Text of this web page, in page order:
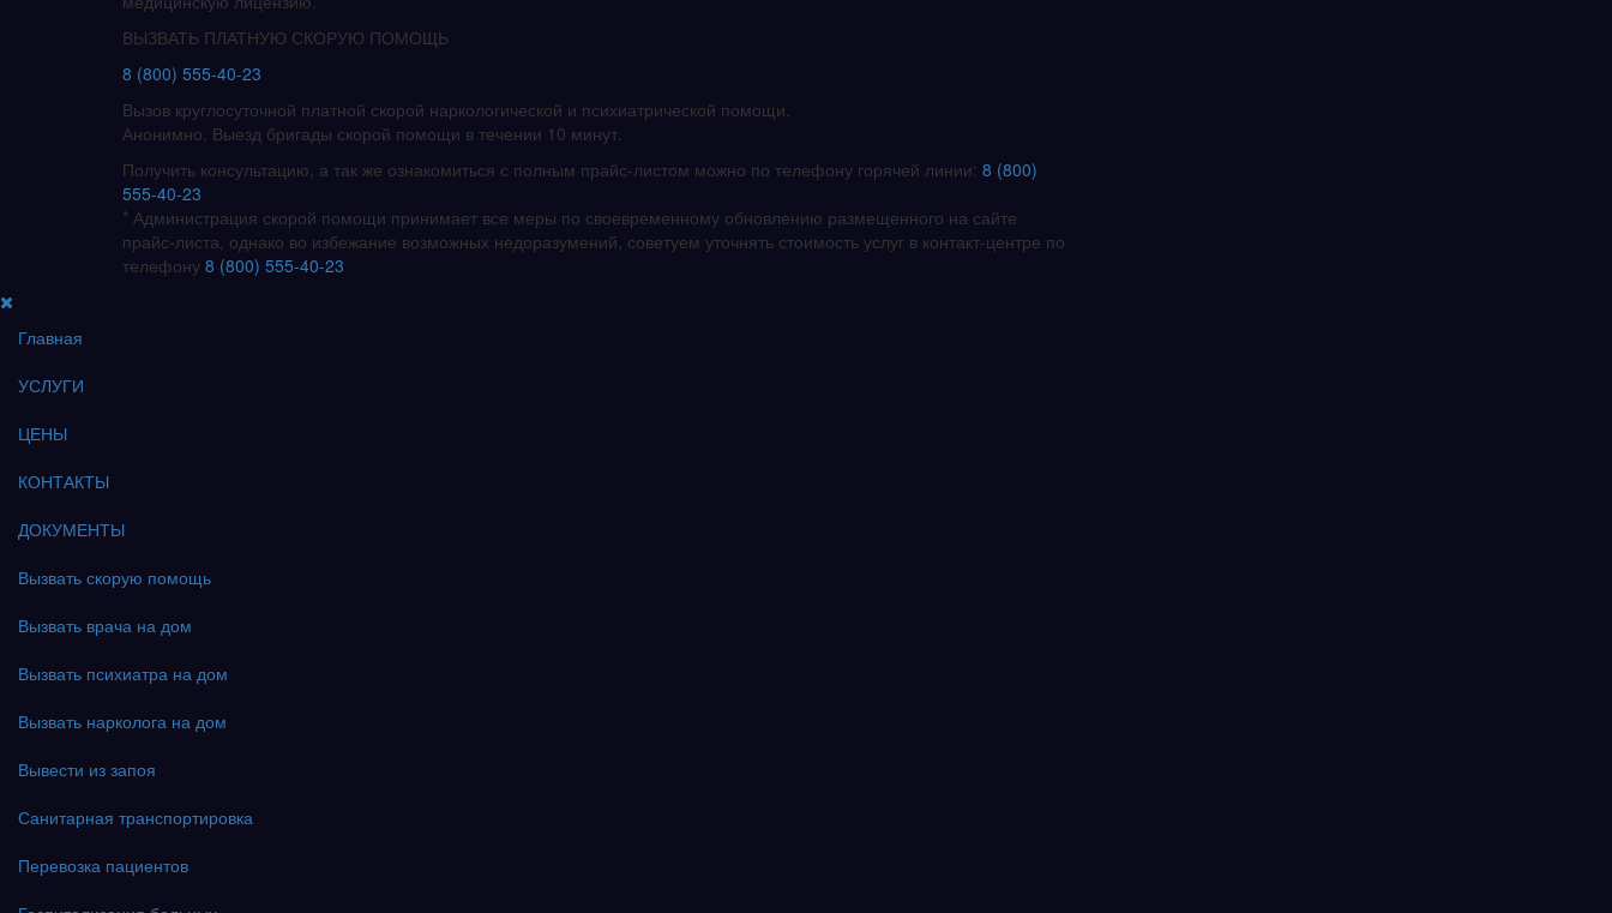
ВЫЗВАТЬ ПЛАТНУЮ СКОРУЮ ПОМОЩЬ
8 (800) 555-40-23
Вызов круглосуточной платной скорой наркологической и психиатрической помощи.
Анонимно. Выезд бригады скорой помощи в течении 10 минут.
Получить консультацию, а так же ознакомиться с полным прайс-листом можно по телефону горячей линии: 8 (800)
555-40-23
* Администрация скорой помощи принимает все меры по своевременному обновлению размещенного на сайте
прайс-листа, однако во избежание возможных недоразумений, советуем уточнять стоимость услуг в контакт-центре по
телефону 8 (800) 555-40-23
Главная
УСЛУГИ
ЦЕНЫ
КОНТАКТЫ
ДОКУМЕНТЫ
Вызвать скорую помощь
Вызвать врача на дом
Вызвать психиатра на дом
Вызвать нарколога на дом
Вывести из запоя
Санитарная транспортировка
Перевозка пациентов